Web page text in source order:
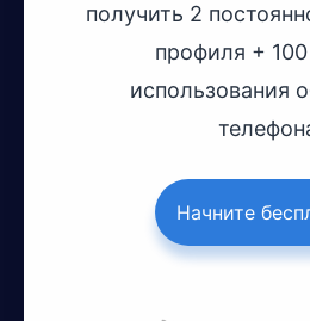
получить 2
профиля +
использования
Начните